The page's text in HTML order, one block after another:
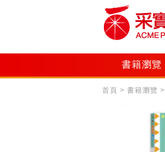
書籍瀏覽
首頁 > 書籍瀏覽 >